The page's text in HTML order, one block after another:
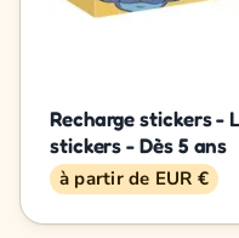
Recharge stickers -
stickers - Dès 5 ans
à partir de EUR €